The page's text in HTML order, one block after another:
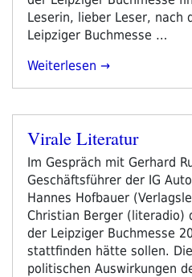
Leserin, lieber Leser, nach
Leipziger Buchmesse …
„Corona:
Es
Immer
Kriegen“
Weiterlesen
Veröffentlicht
Virale Literatur
Im Gespräch mit Gerhard
Geschäftsführer der IG
Hannes Hofbauer
Christian Berger (literadio)
der Leipziger Buchmesse
stattfinden hätte sollen.
politischen Auswirkungen